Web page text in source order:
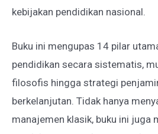
kebijakan pendidikan nasional.
Buku ini mengupas 14 pilar
pendidikan secara sistematis,
filosofis hingga strategi
berkelanjutan. Tidak hanya
manajemen klasik, buku ini juga